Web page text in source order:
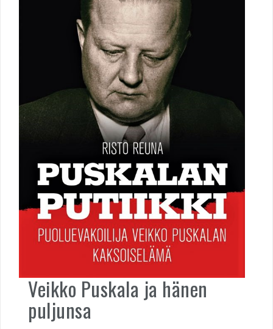
Veikko Puskala ja hänen
puljunsa